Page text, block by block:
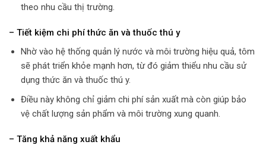
theo nhu cầu thị trường.
– Tiết kiệm chi phí thức ăn và thuốc thú y
Nhờ vào hệ thống quản lý nước và môi trường hiệu quả, tôm
sẽ phát triển khỏe mạnh hơn, từ đó giảm thiểu nhu cầu sử
dụng thức ăn và thuốc thú y.
Điều này không chỉ giảm chi phí sản xuất mà còn giúp bảo
vệ chất lượng sản phẩm và môi trường xung quanh.
– Tăng khả năng xuất khẩu